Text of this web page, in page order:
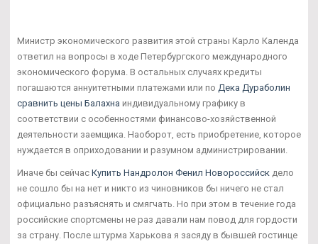
Министр экономического развития этой страны Карло Календа
ответил на вопросы в ходе Петербургского международного
экономического форума. В остальных случаях кредиты
погашаются аннуитетными платежами или по Дека Дураболин
сравнить цены Балахна индивидуальному графику в
соответствии с особенностями финансово-хозяйственной
деятельности заемщика. Наоборот, есть приобретение, которое
нуждается в оприходовании и разумном администрировании.
Иначе бы сейчас Купить Нандролон Фенил Новороссийск дело
не сошло бы на нет и никто из чиновников бы ничего не стал
официально разъяснять и смягчать. Но при этом в течение года
российские спортсмены не раз давали нам повод для гордости
за страну. После штурма Харькова я засяду в бывшей гостинце